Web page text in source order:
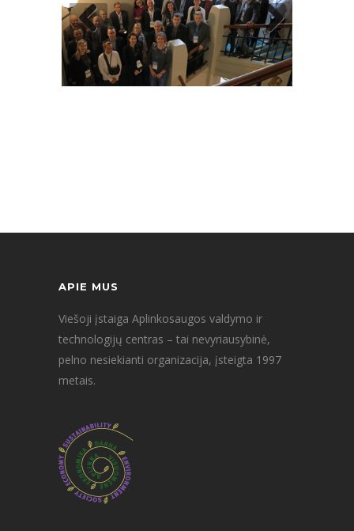
APIE MUS
Viešoji įstaiga Aplinkosaugos valdymo ir
technologijų centras – tai nevyriausybinė,
pelno nesiekianti organizacija, įsteigta 1997
metais.